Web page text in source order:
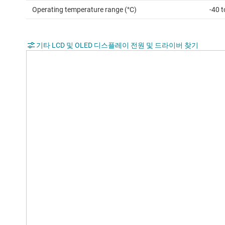
Operating temperature range (°C) -40
기타 LCD 및 OLED 디스플레이 전원 및 드라이버 찾기